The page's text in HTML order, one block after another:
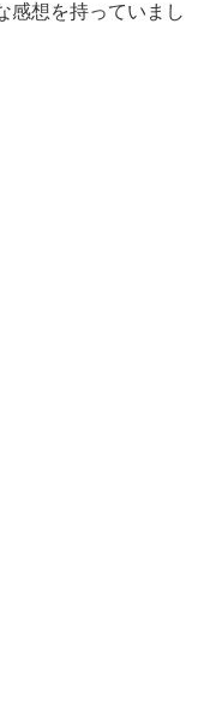
感想を持っていまし